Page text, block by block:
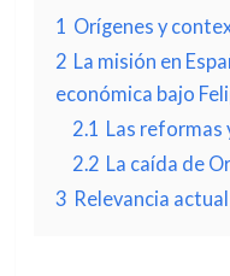
1 Orígenes y
2 La misión en
económica bajo
2.1 Las reformas
2.2 La caída de
3 Relevancia actual